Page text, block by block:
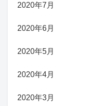
2020年7月
2020年6月
2020年5月
2020年4月
2020年3月